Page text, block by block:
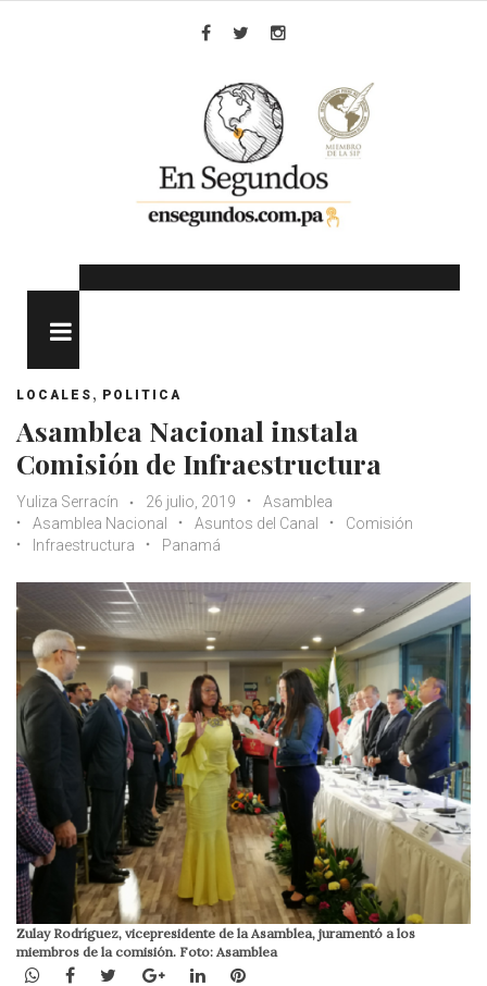
LOCALES , POLITICA
Asamblea Nacional instala
Comisión de Infraestructura
Yuliza Serracín 26 julio, 2019
Asamblea
Asamblea Nacional
Asuntos del Canal
Comisión
Infraestructura
Panamá
Zulay Rodríguez, vicepresidente de la Asamblea, juramentó a los
miembros de la comisión. Foto: Asamblea
WhatsApp
Facebook
TwitterGoogle+LinkedInPinterest